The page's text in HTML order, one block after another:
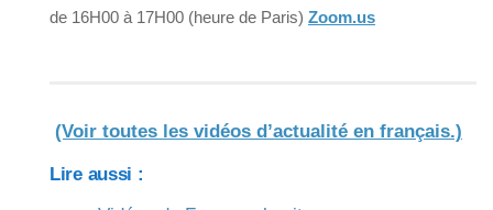
de 16H00 à 17H00 (heure de Paris) Zoom.us
(Voir toutes les vidéos d’actualité en français.)
Lire aussi :